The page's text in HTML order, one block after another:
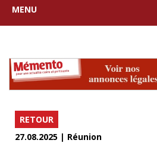
MENU
RETOUR
27.08.2025 | Réunion